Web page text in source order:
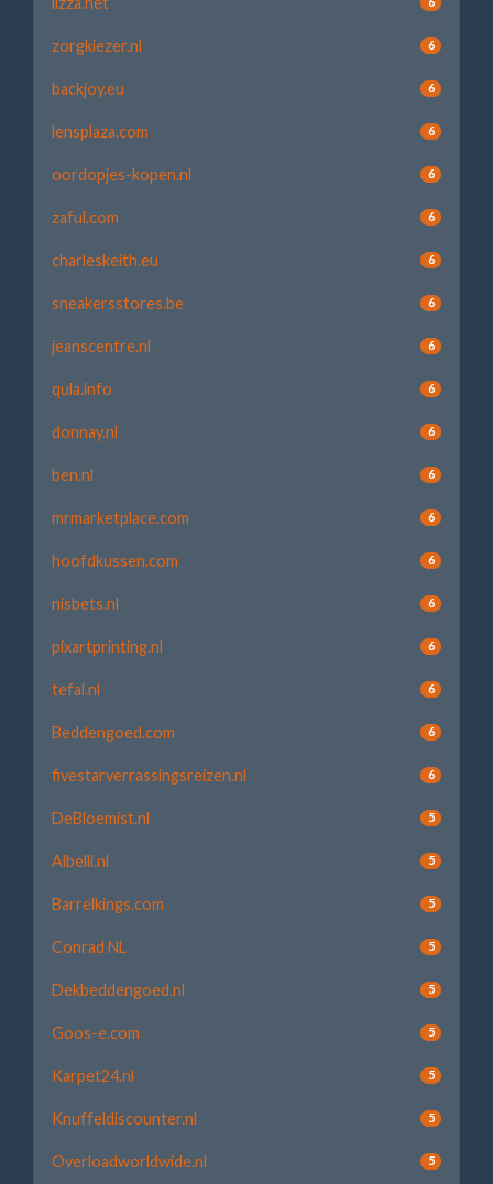
zorgkiezer.nl 6
backjoy.eu 6
lensplaza.com 6
oordopjes-kopen.nl 6
zaful.com 6
charleskeith.eu 6
sneakersstores.be 6
jeanscentre.nl 6
qula.info 6
donnay.nl 6
ben.nl 6
mrmarketplace.com 6
hoofdkussen.com 6
nisbets.nl 6
pixartprinting.nl 6
tefal.nl 6
Beddengoed.com 6
fivestarverrassingsreizen.nl 6
DeBloemist.nl 5
Albelli.nl 5
Barrelkings.com 5
Conrad NL 5
Dekbeddengoed.nl 5
Goos-e.com 5
Karpet24.nl 5
Knuffeldiscounter.nl 5
Overloadworldwide.nl 5